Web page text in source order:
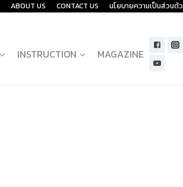
ABOUT US CONTACT US นโยบายความเป็นส่วนตัว
INSTRUCTION MAGAZINE